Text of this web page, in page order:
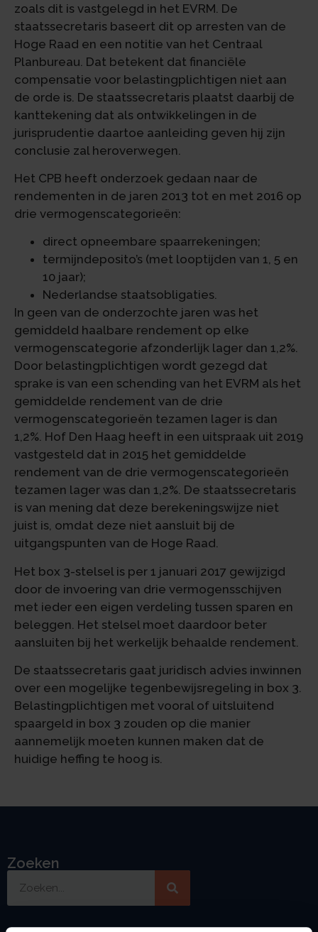
zoals dit is vastgelegd in het EVRM. De
staatssecretaris baseert dit op arresten van de
Hoge Raad en een notitie van het Centraal
Planbureau. Dat betekent dat financiële
compensatie voor belastingplichtigen niet aan
de orde is. De staatssecretaris plaatst daarbij de
kanttekening dat als ontwikkelingen in de
jurisprudentie daartoe aanleiding geven hij zijn
conclusie zal heroverwegen.
Het CPB heeft onderzoek gedaan naar de
rendementen in de jaren 2013 tot en met 2016 op
drie vermogenscategorieën:
direct opneembare spaarrekeningen;
termijndeposito’s (met looptijden van 1, 5 en
10 jaar);
Nederlandse staatsobligaties.
In geen van de onderzochte jaren was het
gemiddeld haalbare rendement op elke
vermogenscategorie afzonderlijk lager dan 1,2%.
Door belastingplichtigen wordt gezegd dat
sprake is van een schending van het EVRM als het
gemiddelde rendement van de drie
vermogenscategorieën tezamen lager is dan
1,2%. Hof Den Haag heeft in een uitspraak uit 2019
vastgesteld dat in 2015 het gemiddelde
rendement van de drie vermogenscategorieën
tezamen lager was dan 1,2%. De staatssecretaris
is van mening dat deze berekeningswijze niet
juist is, omdat deze niet aansluit bij de
uitgangspunten van de Hoge Raad.
Het box 3-stelsel is per 1 januari 2017 gewijzigd
door de invoering van drie vermogensschijven
met ieder een eigen verdeling tussen sparen en
beleggen. Het stelsel moet daardoor beter
aansluiten bij het werkelijk behaalde rendement.
De staatssecretaris gaat juridisch advies inwinnen
over een mogelijke tegenbewijsregeling in box 3.
Belastingplichtigen met vooral of uitsluitend
spaargeld in box 3 zouden op die manier
aannemelijk moeten kunnen maken dat de
huidige heffing te hoog is.
Zoeken